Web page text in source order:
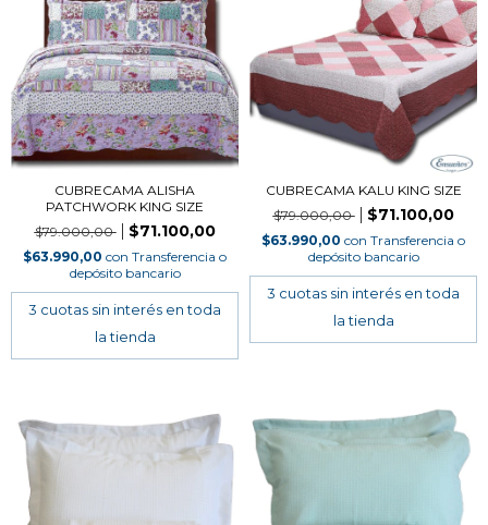
CUBRECAMA ALISHA
PATCHWORK KING SIZE
$79.000,00
$71.100,00
$63.990,00 con Transferencia o
depósito bancario
CUBRECAMA KALU KING SIZE
$79.000,00
$71.100,00
$63.990,00 con Transferencia o
depósito bancario